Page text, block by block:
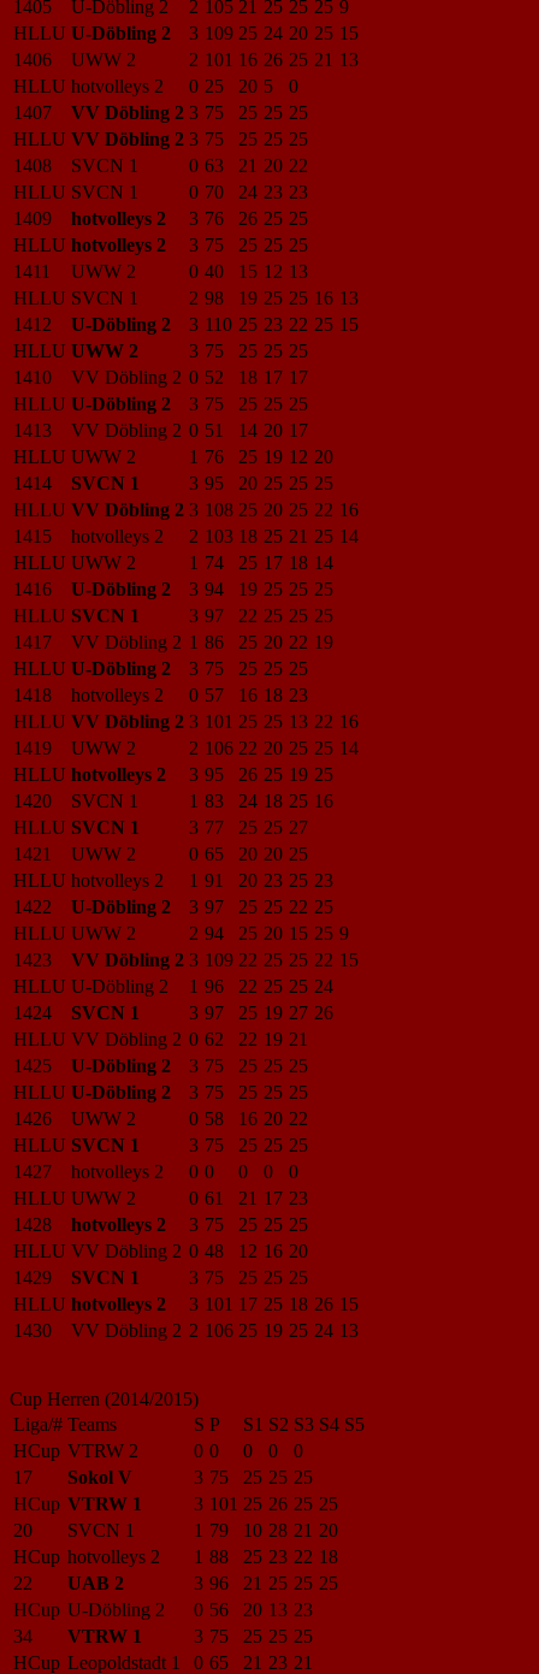
1405 U-Döbling 2 2 105 21 25 25 25 9
HLLU U-Döbling 2 3 109 25 24 20 25 15
1406
UWW 2 2 101 16 26 25 21 13
HLLU hotvolleys 2 0 25 20 5
0
1407
VV Döbling 2 3 75 25 25 25
HLLU VV Döbling 2 3 75 25 25 25
1408
SVCN 1 0 63 21 20 22
HLLU SVCN 1 0 70 24 23 23
1409
hotvolleys 2 3 76 26 25 25
HLLU hotvolleys 2 3 75 25 25 25
1411
UWW 2 0 40 15 12 13
HLLU SVCN 1 2 98 19 25 25 16 13
1412
U-Döbling 2 3 110 25 23 22 25 15
HLLU UWW 2 3 75 25 25 25
1410
VV Döbling 2 0 52 18 17 17
HLLU U-Döbling 2 3 75 25 25 25
1413
VV Döbling 2 0 51 14 20 17
HLLU UWW 2 1 76 25 19 12 20
1414
SVCN 1 3 95 20 25 25 25
HLLU VV Döbling 2 3 108 25 20 25 22 16
1415
hotvolleys 2 2 103 18 25 21 25 14
HLLU UWW 2 1 74 25 17 18 14
1416
U-Döbling 2 3 94 19 25 25 25
HLLU SVCN 1 3 97 22 25 25 25
1417
VV Döbling 2 1 86 25 20 22 19
HLLU U-Döbling 2 3 75 25 25 25
1418
hotvolleys 2 0 57 16 18 23
HLLU VV Döbling 2 3 101 25 25 13 22 16
1419
UWW 2 2 106 22 20 25 25 14
HLLU hotvolleys 2 3 95 26 25 19 25
1420
SVCN 1 1 83 24 18 25 16
HLLU SVCN 1 3 77 25 25 27
1421
UWW 2 0 65 20 20 25
HLLU hotvolleys 2 1 91 20 23 25 23
1422
U-Döbling 2 3 97 25 25 22 25
HLLU UWW 2 2 94 25 20 15 25 9
1423
VV Döbling 2 3 109 22 25 25 22 15
HLLU U-Döbling 2 1 96 22 25 25 24
1424
SVCN 1 3 97 25 19 27 26
HLLU VV Döbling 2 0 62 22 19 21
1425
U-Döbling 2 3 75 25 25 25
HLLU U-Döbling 2 3 75 25 25 25
1426
UWW 2 0 58 16 20 22
HLLU SVCN 1 3 75 25 25 25
1427
hotvolleys 2 0 0 0 0
0
HLLU UWW 2 0 61 21 17 23
1428
hotvolleys 2 3 75 25 25 25
HLLU VV Döbling 2 0 48 12 16 20
1429
SVCN 1 3 75 25 25 25
HLLU hotvolleys 2 3 101 17 25 18 26 15
1430
VV Döbling 2 2 106 25 19 25 24 13
Cup Herren (2014/2015)
Liga/# Teams S P S1 S2 S3 S4 S5
HCup VTRW 2 0 0 0 0
0
17
Sokol V 3 75 25 25 25
HCup VTRW 1 3 101 25 26 25 25
20
SVCN 1 1 79 10 28 21 20
HCup hotvolleys 2 1 88 25 23 22 18
22
UAB 2 3 96 21 25 25 25
HCup U-Döbling 2 0 56 20 13 23
34
VTRW 1 3 75 25 25 25
HCup Leopoldstadt 1 0 65 21 23 21